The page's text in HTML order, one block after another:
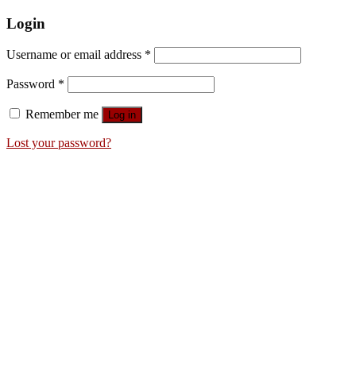
Login
Username or email address *
Password *
Remember me Log in
Lost your password?